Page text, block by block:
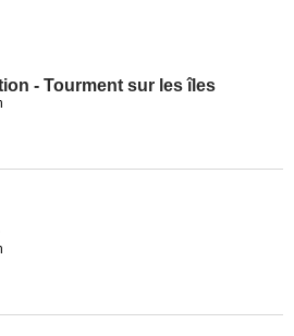
- Tourment sur les îles